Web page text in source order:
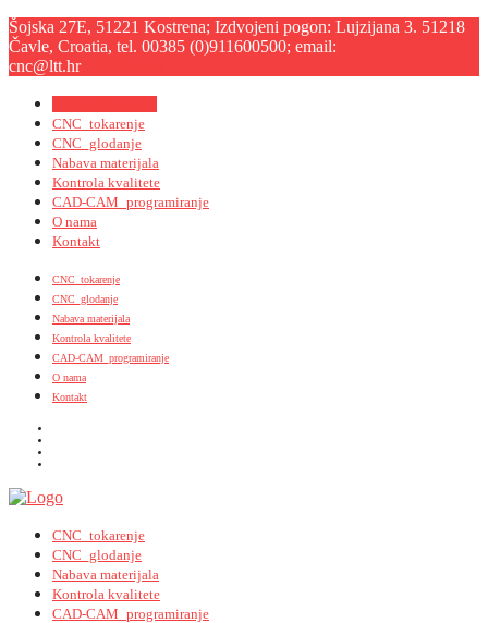
Šojska 27E, 51221 Kostrena; Izdvojeni pogon: Lujzijana 3. 51218
Čavle, Croatia, tel. 00385 (0)911600500; email:
cnc@ltt.hrKONTAKT
CNC_tokarenje
CNC_glodanje
Nabava materijala
Kontrola kvalitete
CAD-CAM_programiranje
O nama
Kontakt
CNC_tokarenje
CNC_glodanje
Nabava materijala
Kontrola kvalitete
CAD-CAM_programiranje
O nama
Kontakt
CNC_tokarenje
CNC_glodanje
Nabava materijala
Kontrola kvalitete
CAD-CAM_programiranje